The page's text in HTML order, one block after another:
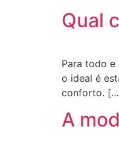
Qual
Para todo e
o ideal é
conforto.
A